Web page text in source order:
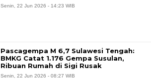
Senin, 22 Jun 2026 - 14:23 WIB
Pascagempa M 6,7 Sulawesi Tengah:
BMKG Catat 1.176 Gempa Susulan,
Ribuan Rumah di Sigi Rusak
Senin, 22 Jun 2026 - 08:27 WIB